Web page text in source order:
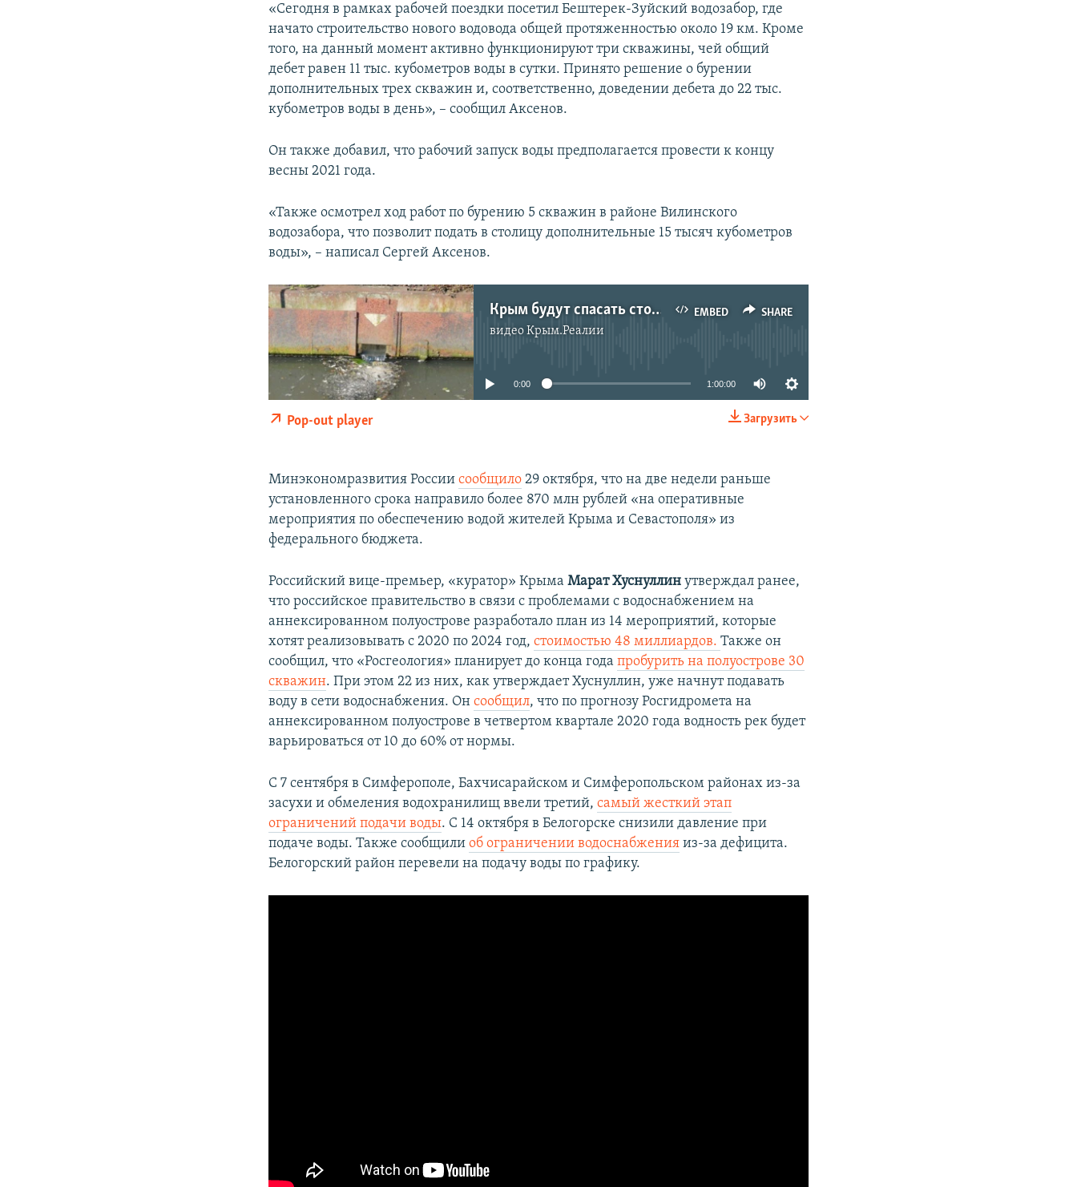
«Сегодня в рамках рабочей поездки посетил Бештерек-Зуйский водозабор, где
начато строительство нового водовода общей протяженностью около 19 км. Кроме
того, на данный момент активно функционируют три скважины, чей общий
дебет равен 11 тыс. кубометров воды в сутки. Принято решение о бурении
дополнительных трех скважин и, соответственно, доведении дебета до 22 тыс.
кубометров воды в день», – сообщил Аксенов.
Он также добавил, что рабочий запуск воды предполагается провести к концу
весны 2021 года.
«Также осмотрел ход работ по бурению 5 скважин в районе Вилинского
водозабора, что позволит подать в столицу дополнительные 15 тысяч кубометров
воды», – написал Сергей Аксенов.
EMBED SHARE
Крым будут спасать сточными водами | Крымский вечер
видеоКрым.Реалии
SHARE
No media source currently available
0:00 1:00:00
Загрузить
Pop-out player
Минэкономразвития Россиисообщило 29 октября, что на две недели раньше
установленного срока направило более 870 млн рублей «на оперативные
мероприятия по обеспечению водой жителей Крыма и Севастополя» из
федерального бюджета.
Российский вице-премьер, «куратор» КрымаМарат Хуснуллинутверждал ранее,
что российское правительство в связи с проблемами с водоснабжением на
аннексированном полуострове разработало план из 14 мероприятий, которые
хотят реализовывать с 2020 по 2024 год,стоимостью 48 миллиардов.Также он
сообщил, что «Росгеология» планирует до конца годапробурить на полуострове 30
скважин. При этом 22 из них, как утверждает Хуснуллин, уже начнут подавать
воду в сети водоснабжения. Онсообщил, что по прогнозу Росгидромета на
аннексированном полуострове в четвертом квартале 2020 года водность рек будет
варьироваться от 10 до 60% от нормы.
С 7 сентября в Симферополе, Бахчисарайском и Симферопольском районах из-за
засухи и обмеления водохранилищ ввели третий,самый жесткий этап
ограничений подачи воды. С 14 октября в Белогорске снизили давление при
подаче воды. Также сообщилиоб ограничении водоснабжения из-за дефицита.
Белогорский район перевели на подачу воды по графику.